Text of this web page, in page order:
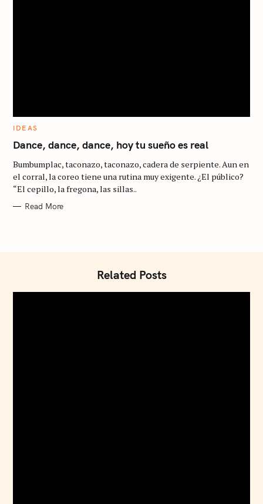
C
T
E
O
R
I
E
IDEAS
Dance, dance, dance, hoy tu sueño es real
Bumbumplac, taconazo, taconazo, cadera de serpiente. Aun en
el corral, la coreo tiene una rutina muy exigente. ¿El público?
“El cepillo, la fregona, las sillas..
Read More
Related Posts
c
h
f
o
r